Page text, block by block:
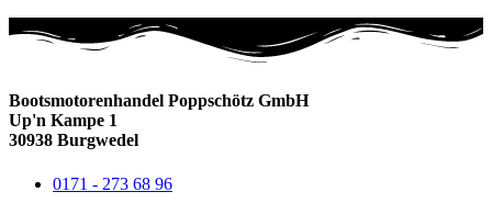
Bootsmotorenhandel Poppschötz GmbH
Up'n Kampe 1
30938 Burgwedel
0171 - 273 68 96